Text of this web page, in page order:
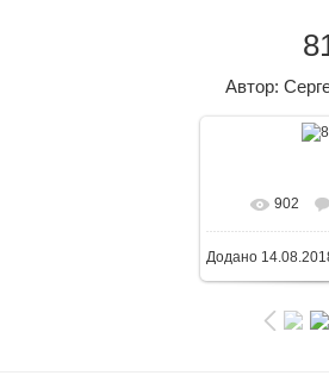
Автор:
650x487/
902
Додано